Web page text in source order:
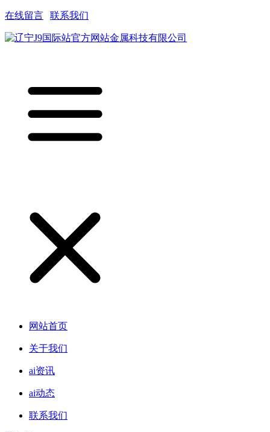
在线留言 联系我们
网站首页
关于我们
ai资讯
ai动态
联系我们